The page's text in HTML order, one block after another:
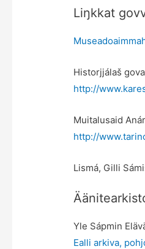
Liŋkkat
Historjjálaš
http://
Muitalusaid
http://
Lismá, Gilli
Yle Sápmin
Ealli arkiva,